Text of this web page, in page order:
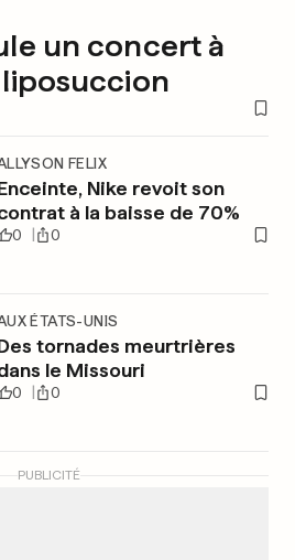
un concert à
liposuccion
FELIX
Nike revoit son
à la baisse de 70%
0 0
ÉTATS-UNIS
tornades meurtrières
le Missouri
0 0
PUBLICITÉ